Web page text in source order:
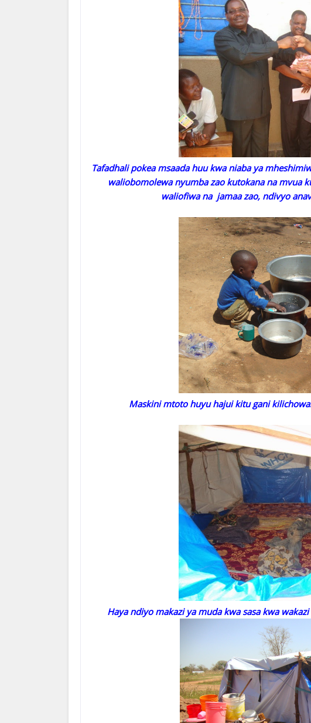
Tafadhali pokea msaada huu kwa niaba ya
waliobomolewa nyumba zao kutokana na mvua
waliofiwa na jamaa zao, ndivyo
Maskini mtoto huyu hajui kitu gani
Haya ndiyo makazi ya muda kwa sasa kwa